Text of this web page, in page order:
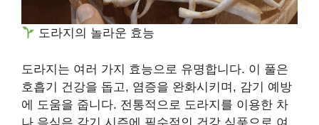
도라지의 놀라운 효능
도라지는 여러 가지 효능으로 유명합니다. 이 풀은
호흡기 건강을 돕고, 염증을 완화시키며, 감기 예방
에 도움을 줍니다. 전통적으로 도라지를 이용한 차